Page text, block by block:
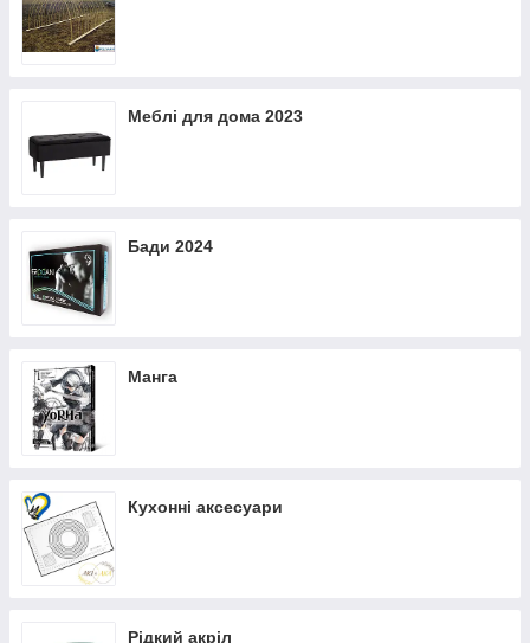
Меблі для дома 2023
Бади 2024
Манга
Кухонні аксесуари
Рідкий акріл